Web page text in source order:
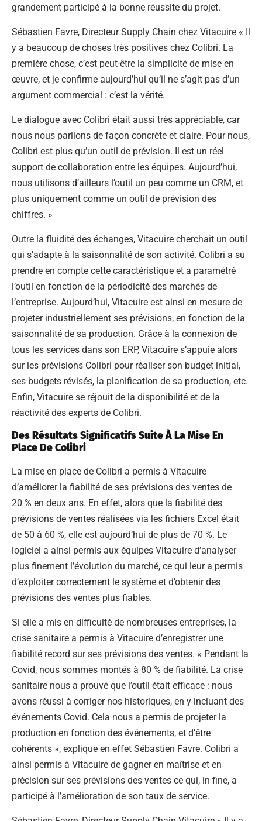
grandement participé à la bonne réussite du projet.
Sébastien Favre, Directeur Supply Chain chez Vitacuire « Il
y a beaucoup de choses très positives chez Colibri. La
première chose, c’est peut-être la simplicité de mise en
œuvre, et je confirme aujourd’hui qu’il ne s’agit pas d’un
argument commercial : c’est la vérité.
Le dialogue avec Colibri était aussi très appréciable, car
nous nous parlions de façon concrète et claire. Pour nous,
Colibri est plus qu’un outil de prévision. Il est un réel
support de collaboration entre les équipes. Aujourd’hui,
nous utilisons d’ailleurs l’outil un peu comme un CRM, et
plus uniquement comme un outil de prévision des
chiffres. »
Outre la fluidité des échanges, Vitacuire cherchait un outil
qui s’adapte à la saisonnalité de son activité. Colibri a su
prendre en compte cette caractéristique et a paramétré
l’outil en fonction de la périodicité des marchés de
l’entreprise. Aujourd’hui, Vitacuire est ainsi en mesure de
projeter industriellement ses prévisions, en fonction de la
saisonnalité de sa production. Grâce à la connexion de
tous les services dans son ERP, Vitacuire s’appuie alors
sur les prévisions Colibri pour réaliser son budget initial,
ses budgets révisés, la planification de sa production, etc.
Enfin, Vitacuire se réjouit de la disponibilité et de la
réactivité des experts de Colibri.
Des Résultats Significatifs Suite À La Mise En
Place De Colibri
La mise en place de Colibri a permis à Vitacuire
d’améliorer la fiabilité de ses prévisions des ventes de
20 % en deux ans. En effet, alors que la fiabilité des
prévisions de ventes réalisées via les fichiers Excel était
de 50 à 60 %, elle est aujourd’hui de plus de 70 %. Le
logiciel a ainsi permis aux équipes Vitacuire d’analyser
plus finement l’évolution du marché, ce qui leur a permis
d’exploiter correctement le système et d’obtenir des
prévisions des ventes plus fiables.
Si elle a mis en difficulté de nombreuses entreprises, la
crise sanitaire a permis à Vitacuire d’enregistrer une
fiabilité record sur ses prévisions des ventes. « Pendant la
Covid, nous sommes montés à 80 % de fiabilité. La crise
sanitaire nous a prouvé que l’outil était efficace : nous
avons réussi à corriger nos historiques, en y incluant des
événements Covid. Cela nous a permis de projeter la
production en fonction des événements, et d’être
cohérents », explique en effet Sébastien Favre. Colibri a
ainsi permis à Vitacuire de gagner en maîtrise et en
précision sur ses prévisions des ventes ce qui, in fine, a
participé à l’amélioration de son taux de service.